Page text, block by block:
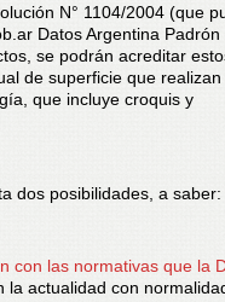
N° 1104/2004 (que
Datos Argentina Padrón
se podrán acreditar
de superficie que
que incluye croquis y
dos posibilidades, a saber:
con las normativas que la
actualidad con